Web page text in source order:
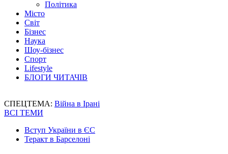
Політика
Місто
Світ
Бізнес
Наука
Шоу-бізнес
Спорт
Lifestyle
БЛОГИ ЧИТАЧІВ
СПЕЦТЕМА: Війна в Ірані
ВСІ ТЕМИ
Вступ України в ЄС
Теракт в Барселоні